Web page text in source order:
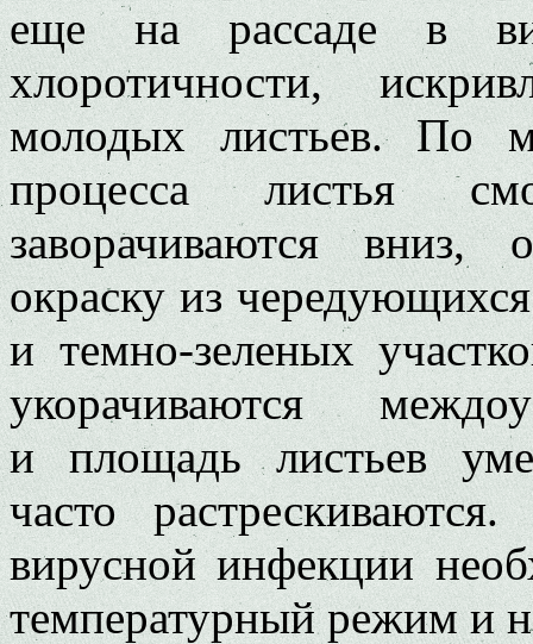
еще на рассаде в
хлоротичности,
молодых листьев. По
процесса листья
заворачиваются вниз,
окраску из
и темно-зеленых
укорачиваются
и площадь листьев
часто
вирусной инфекции
температурный режим и